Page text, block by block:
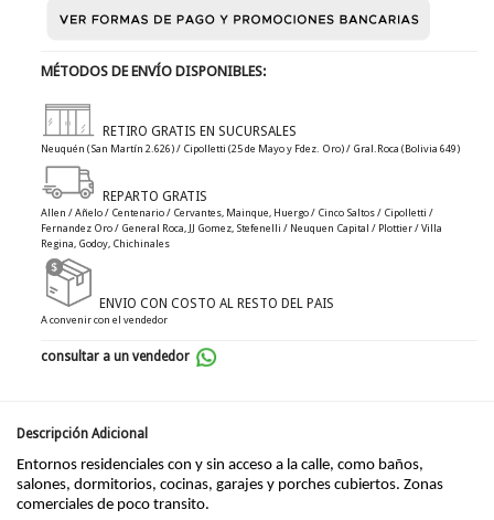
MÉTODOS DE ENVÍO DISPONIBLES:
RETIRO GRATIS EN SUCURSALES
Neuquén (San Martín 2.626) / Cipolletti (25 de Mayo y Fdez. Oro) / Gral.Roca (Bolivia 649)
REPARTO GRATIS
Allen / Añelo / Centenario / Cervantes, Mainque, Huergo / Cinco Saltos / Cipolletti /
Fernandez Oro / General Roca, JJ Gomez, Stefenelli / Neuquen Capital / Plottier / Villa
Regina, Godoy, Chichinales
ENVIO CON COSTO AL RESTO DEL PAIS
A convenir con el vendedor
consultar a un vendedor
Descripción Adicional
Entornos residenciales con y sin acceso a la calle, como baños,
salones, dormitorios, cocinas, garajes y porches cubiertos. Zonas
comerciales de poco transito.